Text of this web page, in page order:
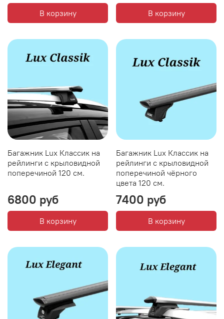
В корзину В корзину
Багажник Lux Классик на
рейлинги с крыловидной
поперечиной 120 см.
6800 руб
В корзину
Багажник Lux Классик на
рейлинги с крыловидной
поперечиной чёрного
цвета 120 см.
7400 руб
В корзину